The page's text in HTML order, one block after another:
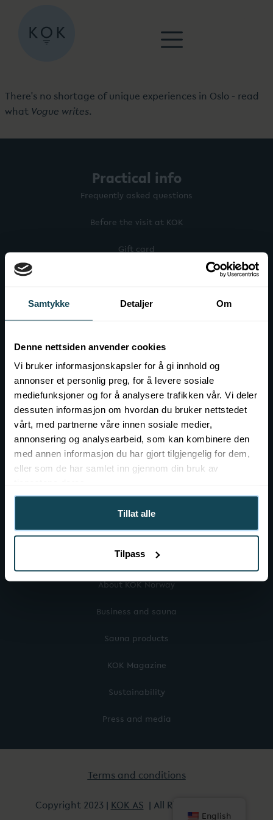
Samtykke Detaljer Om
Denne nettsiden anvender cookies
Vi bruker informasjonskapsler for å gi innhold og
annonser et personlig preg, for å levere sosiale
mediefunksjoner og for å analysere trafikken vår. Vi deler
dessuten informasjon om hvordan du bruker nettstedet
vårt, med partnerne våre innen sosiale medier,
annonsering og analysearbeid, som kan kombinere den
med annen informasjon du har gjort tilgjengelig for dem,
eller som de har samlet inn gjennom din bruk av
Tillat alle
Tilpass
There's no shortage of unique experiences in Oslo - read
what Vogue writes.
Practical info
Frequently asked questions
Before the visit at KOK
Gift card
Event at KOK
More about KOK
About KOK Norway
Business and sauna
Sauna products
KOK Magazine
Sustainability
Press and media
Terms and conditions
Copyright 2023 | KOK AS | All Rights Reserved
English